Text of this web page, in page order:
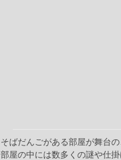
そばだんごがある部屋が舞台
部屋の中には数多くの謎や仕